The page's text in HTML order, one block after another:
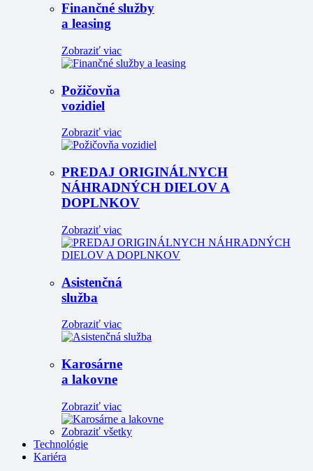
Finančné služby
a leasing
Zobraziť viac
Požičovňa
vozidiel
Zobraziť viac
PREDAJ ORIGINÁLNYCH
NÁHRADNÝCH DIELOV A
DOPLNKOV
Zobraziť viac
Asistenčná
služba
Zobraziť viac
Karosárne
a lakovne
Zobraziť viac
Zobraziť všetky
Technológie
Kariéra